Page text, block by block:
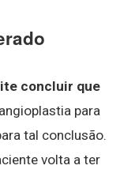
concluir que
para
tal conclusão.
volta a ter